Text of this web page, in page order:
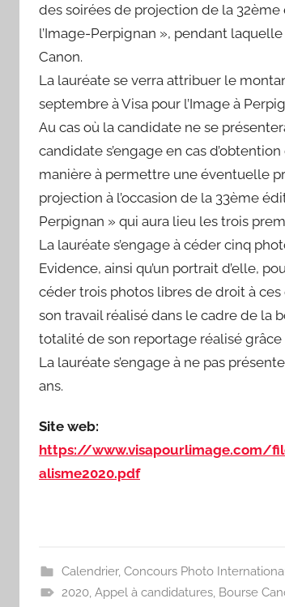
des soirées de projection de la
l’Image-Perpignan », pendant
Canon.
La lauréate se verra attribuer le
septembre à Visa pour l’Image à
Au cas où la candidate ne se
candidate s’engage en cas
manière à permettre une éventuelle
projection à l’occasion de la 33ème
Perpignan » qui aura lieu les trois
La lauréate s’engage à céder cinq
Evidence, ainsi qu’un portrait d’elle,
céder trois photos libres de droit à
son travail réalisé dans le cadre de la
totalité de son reportage réalisé grâce
La lauréate s’engage à ne pas
ans.
Site web:
https://www.visapourlimage.com/
alisme2020.pdf
Calendrier, Concours Photo
2020, Appel à candidatures, Bourse